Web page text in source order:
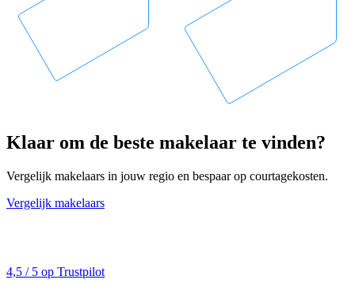
Klaar om de beste makelaar te vinden?
Vergelijk makelaars in jouw regio en bespaar op courtagekosten.
Vergelijk makelaars
4,5 / 5 op Trustpilot